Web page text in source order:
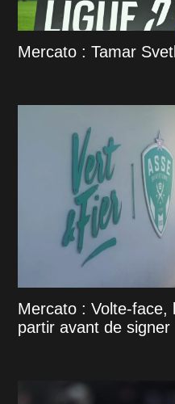
Mercato : Tamar
Mercato : Volte-face,
partir avant de signer